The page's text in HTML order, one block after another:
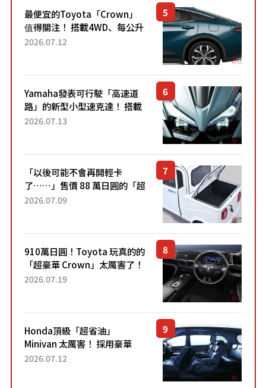
最便宜的Toyota「Crown」
值得關注！ 搭載4WD、每公升
22.4公里低油耗表現超亮眼！
2026.07.12
Yamaha發表可行駛「高速道
路」的新型小型速克達！ 搭載
能享受超強勁「渦輪感」的動
2026.07.13
「以後可能不會再開輕卡
了……」售價 88 萬日圓的「超
迷你輕型貨車」引發兩極評
了！...
2026.07.09
910萬日圓！Toyota 玩真的的
「超豪華 Crown」太厲害了！
採用由「匠人技藝」打造的
2026.07.19
Honda頂級「超省油」
Minivan 太厲害！ 採用豪華
「真皮座椅」與專屬「黑色內
2026.07.12